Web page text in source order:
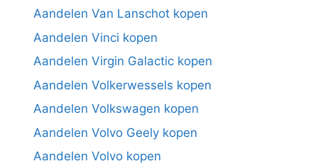
Aandelen Van Lanschot kopen
Aandelen Vinci kopen
Aandelen Virgin Galactic kopen
Aandelen Volkerwessels kopen
Aandelen Volkswagen kopen
Aandelen Volvo Geely kopen
Aandelen Volvo kopen